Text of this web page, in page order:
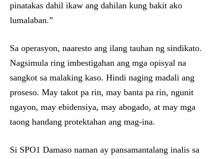
pinatakas dahil ikaw ang dahilan kung bakit ako
lumalaban.”
Sa operasyon, naaresto ang ilang tauhan ng sindikato.
Nagsimula ring imbestigahan ang mga opisyal na
sangkot sa malaking kaso. Hindi naging madali ang
proseso. May takot pa rin, may banta pa rin, ngunit
ngayon, may ebidensiya, may abogado, at may mga
taong handang protektahan ang mag-ina.
Si SPO1 Damaso naman ay pansamantalang inalis sa